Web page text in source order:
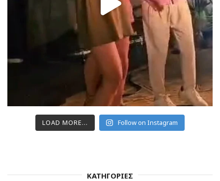
LOAD MORE... Follow on Instagram
ΚΑΤΗΓΟΡΙΕΣ